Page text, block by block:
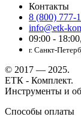
Контакты
8 (800) 777-
info@etk-
09:00 -
г. Санкт-
© 2017 — 2025.
ЕТК - Комплект.
Инструменты и
Способы оплаты